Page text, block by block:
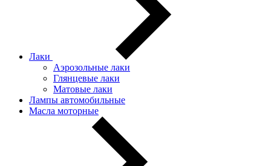
Лаки
Аэрозольные лаки
Глянцевые лаки
Матовые лаки
Лампы автомобильные
Масла моторные